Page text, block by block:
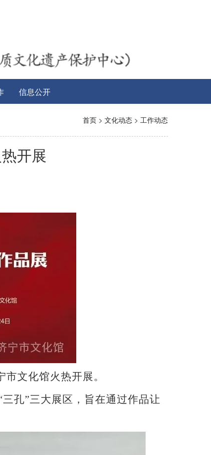
信息公开
首页 > 文化动态 > 工作动态
开展
文化馆火热开展。
三孔”三大展区，旨在通过作品让